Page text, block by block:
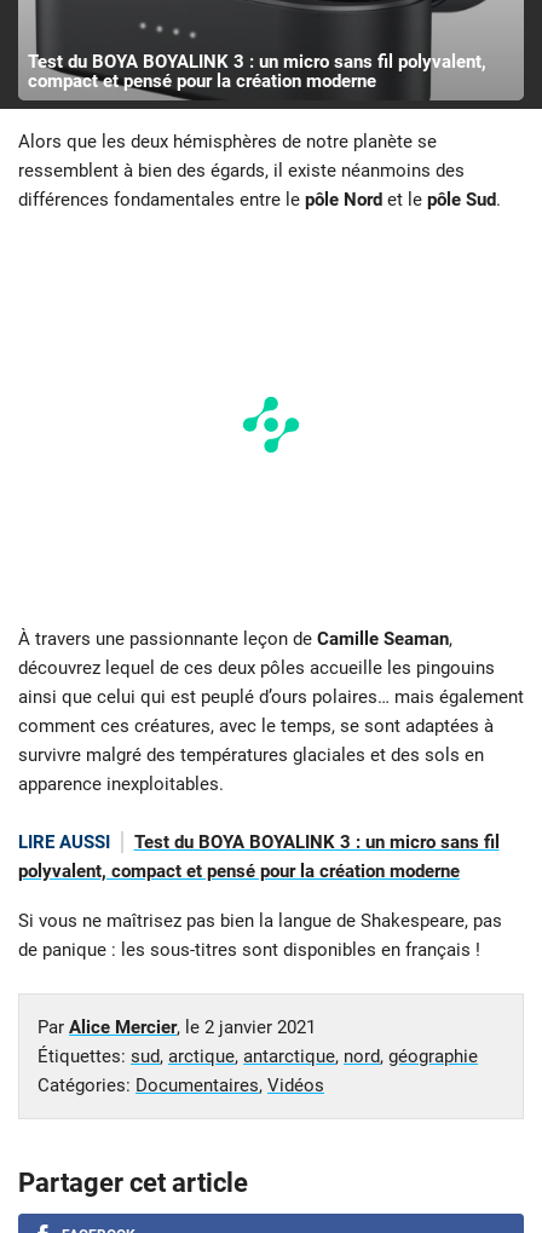
Test du BOYA BOYALINK 3 : un micro sans fil polyvalent,
compact et pensé pour la création moderne
Alors que les deux hémisphères de notre planète se
ressemblent à bien des égards, il existe néanmoins des
différences fondamentales entre le pôle Nord et le pôle Sud.
À travers une passionnante leçon de Camille Seaman,
découvrez lequel de ces deux pôles accueille les pingouins
ainsi que celui qui est peuplé d’ours polaires… mais également
comment ces créatures, avec le temps, se sont adaptées à
survivre malgré des températures glaciales et des sols en
apparence inexploitables.
LIRE AUSSI
Test du BOYA BOYALINK 3 : un micro sans fil
polyvalent, compact et pensé pour la création moderne
Si vous ne maîtrisez pas bien la langue de Shakespeare, pas
de panique : les sous-titres sont disponibles en français !
Par Alice Mercier, le 2 janvier 2021
Étiquettes: sud, arctique, antarctique, nord, géographie
Catégories: Documentaires, Vidéos
Partager cet article